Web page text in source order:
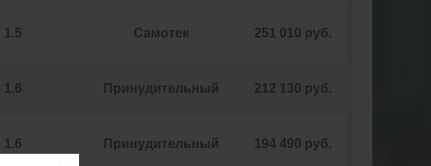
1.5 Самотек 251 010 руб.
1.6 Принудительный 212 130 руб.
1.6 Принудительный 194 490 руб.